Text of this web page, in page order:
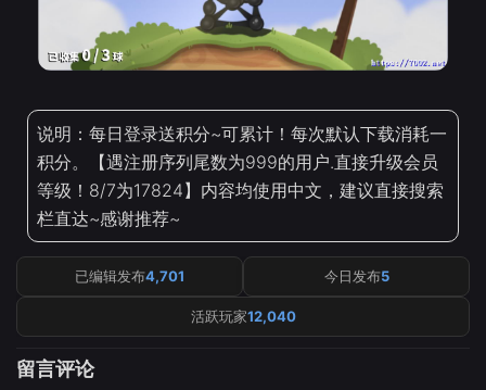
说明：每日登录送积分~可累计！每次默认下载消耗一
积分。【遇注册序列尾数为999的用户.直接升级会员
等级！8/7为17824】内容均使用中文，建议直接搜索
栏直达~感谢推荐~
已编辑发布4,701 今日发布5
活跃玩家12,040
留言评论